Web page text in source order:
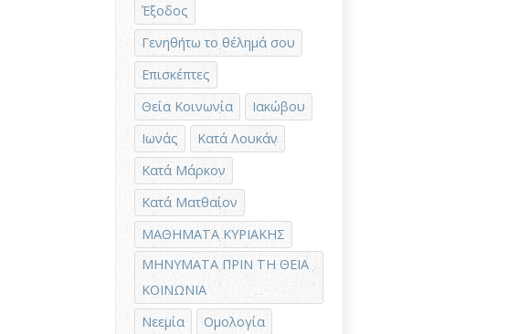
Έξοδος
Γενηθήτω το θέλημά σου
Επισκέπτες
Θεία Κοινωνία
Ιακώβου
Ιωνάς
Κατά Λουκάν
Κατά Μάρκον
Κατά Ματθαίον
ΜΑΘΗΜΑΤΑ ΚΥΡΙΑΚΗΣ
ΜΗΝΥΜΑΤΑ ΠΡΙΝ ΤΗ ΘΕΙΑ
ΚΟΙΝΩΝΙΑ
Νεεμία
Ομολογία